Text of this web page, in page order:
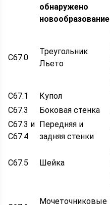
обнаружено
новообразование
C67.0
Треугольник
Льето
C67.1
Купол
C67.3
Боковая стенка
C67.3 и
C67.4
Передняя и
задняя стенки
C67.5 Шейка
Мочеточниковые